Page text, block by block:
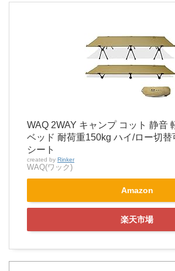
WAQ 2WAY キャンプ コット 静音
ベッド 耐荷重150kg ハイ/ロー切替
シート
created by Rinker
WAQ(ワック)
Amazon
楽天市場